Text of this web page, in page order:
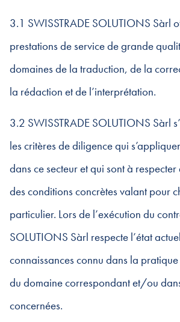
3.1 SWISSTRADE SOLUTIONS Sàrl
prestations de service de grande
domaines de la traduction, de la
la rédaction et de l’interprétation.
3.2 SWISSTRADE SOLUTIONS Sàrl
les critères de diligence qui
dans ce secteur et qui sont à
des conditions concrètes valant pour
particulier. Lors de l’exécution du
SOLUTIONS Sàrl respecte l’état
connaissances connu dans la
du domaine correspondant et/ou
concernées.